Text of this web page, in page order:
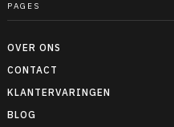
PAGES
OVER ONS
CONTACT
KLANTERVARINGEN
BLOG